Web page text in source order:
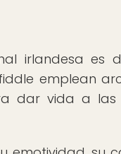
irlandesa es
emplean
dar vida a las